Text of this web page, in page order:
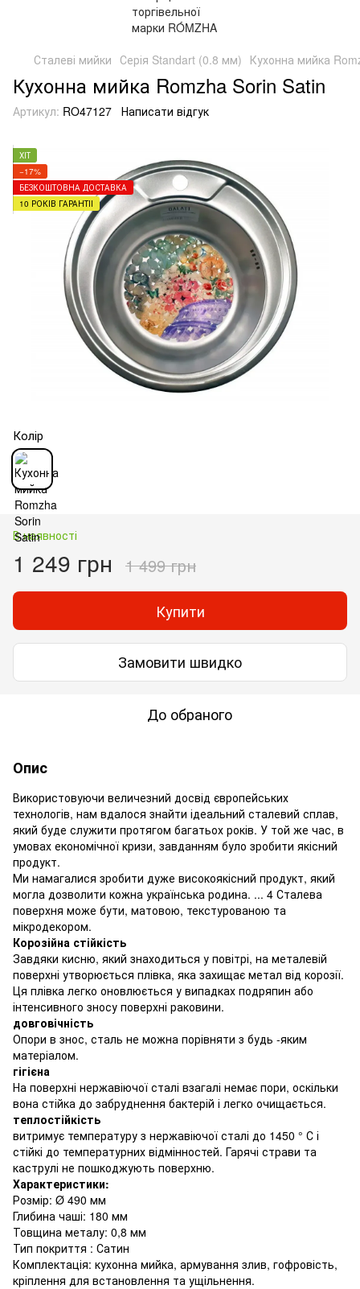
Сталеві мийки Серія Standart (0.8 мм) Кухонна мийка
Кухонна мийка Romzha Sorin Satin
Артикул: RO47127 Написати відгук
ХІТ
−17%
БЕЗКОШТОВНА ДОСТАВКА
10 РОКІВ ГАРАНТІЇ
Колір
В наявності
1 249 грн 1 499 грн
Купити
Замовити швидко
До обраного
Опис
Використовуючи величезний досвід європейських
технологів, нам вдалося знайти ідеальний сталевий сплав,
який буде служити протягом багатьох років. У той же час, в
умовах економічної кризи, завданням було зробити якісний
продукт.
Ми намагалися зробити дуже високоякісний продукт, який
могла дозволити кожна українська родина. ... 4 Сталева
поверхня може бути, матовою, текстурованою та
мікродекором.
Корозійна стійкість
Завдяки кисню, який знаходиться у повітрі, на металевій
поверхні утворюється плівка, яка захищає метал від корозії.
Ця плівка легко оновлюється у випадках подряпин або
інтенсивного зносу поверхні раковини.
довговічність
Опори в знос, сталь не можна порівняти з будь -яким
матеріалом.
гігієна
На поверхні нержавіючої сталі взагалі немає пори, оскільки
вона стійка до забруднення бактерій і легко очищається.
теплостійкість
витримує температуру з нержавіючої сталі до 1450 ° С і
стійкі до температурних відмінностей. Гарячі страви та
каструлі не пошкоджують поверхню.
Характеристики:
Розмір: Ø 490 мм
Глибина чаші: 180 мм
Товщина металу: 0,8 мм
Тип покриття : Сатин
Комплектація: кухонна мийка, армування злив, гофровість,
кріплення для встановлення та ущільнення.